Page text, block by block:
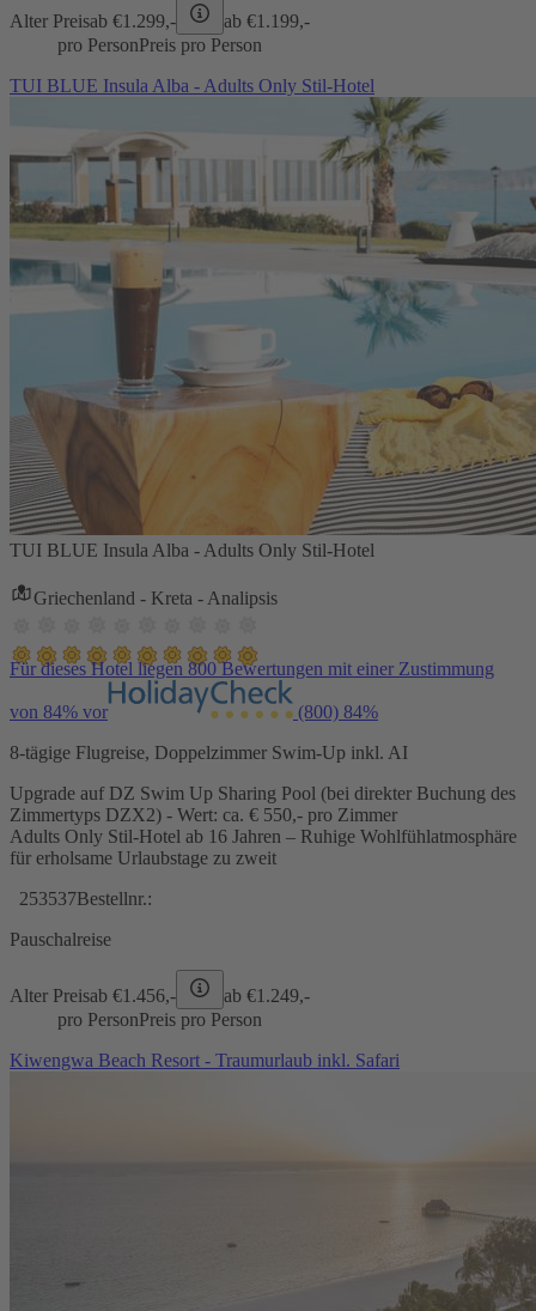
Alter Preisab €1.299,- ab €1.199,-
pro PersonPreis pro Person
TUI BLUE Insula Alba - Adults Only Stil-Hotel
TUI BLUE Insula Alba - Adults Only Stil-Hotel
Griechenland - Kreta - Analipsis
Für dieses Hotel liegen 800 Bewertungen mit einer Zustimmung
von 84% vor (800) 84%
8-tägige Flugreise, Doppelzimmer Swim-Up inkl. AI
Upgrade auf DZ Swim Up Sharing Pool (bei direkter Buchung des
Zimmertyps DZX2) - Wert: ca. € 550,- pro Zimmer
Adults Only Stil-Hotel ab 16 Jahren – Ruhige Wohlfühlatmosphäre
für erholsame Urlaubstage zu zweit
253537Bestellnr.:
Pauschalreise
Alter Preisab €1.456,- ab €1.249,-
pro PersonPreis pro Person
Kiwengwa Beach Resort - Traumurlaub inkl. Safari